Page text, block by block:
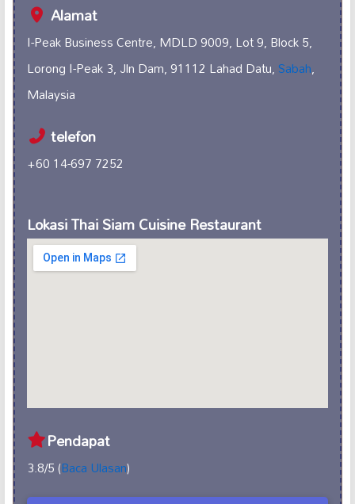
Alamat
I-Peak Business Centre, MDLD 9009, Lot 9, Block 5,
Lorong I-Peak 3, Jln Dam, 91112 Lahad Datu,Sabah,
Malaysia
telefon
+60 14-697 7252
Lokasi Thai Siam Cuisine Restaurant
Pendapat
3.8/5 (Baca Ulasan)